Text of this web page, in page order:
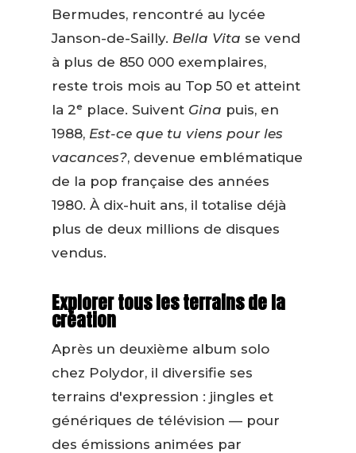
Bermudes, rencontré au lycée
Janson-de-Sailly. Bella Vita se vend
à plus de 850 000 exemplaires,
reste trois mois au Top 50 et atteint
la 2ᵉ place. Suivent Gina puis, en
1988, Est-ce que tu viens pour les
vacances?, devenue emblématique
de la pop française des années
1980. À dix-huit ans, il totalise déjà
plus de deux millions de disques
vendus.
Explorer tous les terrains de la
création
Après un deuxième album solo
chez Polydor, il diversifie ses
terrains d'expression : jingles et
génériques de télévision — pour
des émissions animées par